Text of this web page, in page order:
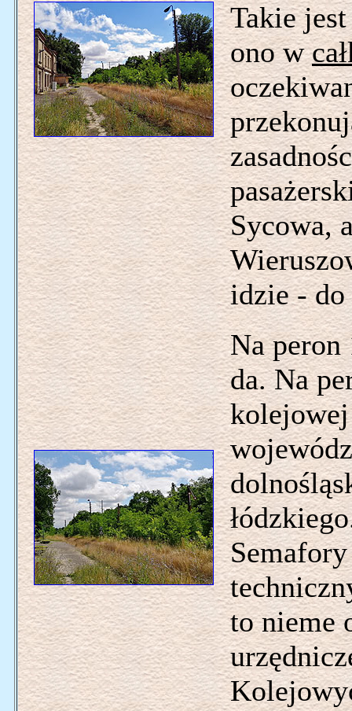
Takie
ono w
Sycowa,
idzie - do
Na peron
da. Na
kolejowej
to nieme